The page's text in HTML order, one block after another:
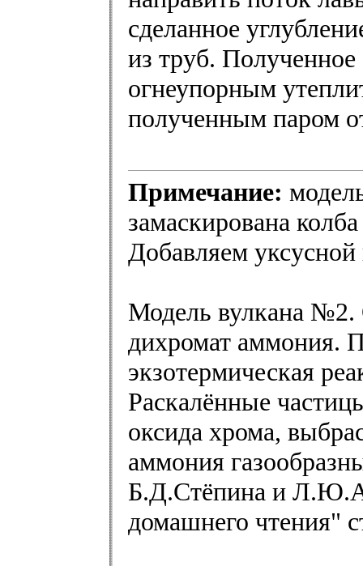
сделанное
из труб. Полученное
огнеупорным
полученным паром
Примечание:
замаскирована
Добавляем
Модель вулкана №2.
дихромат аммония.
экзотермическая
Раскалённые
оксида хрома,
аммония
Б.Д.Стёпина и
домашнего чтения"